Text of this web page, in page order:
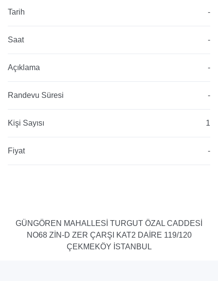
Tarih -
Saat -
Açıklama -
Randevu Süresi -
Kişi Sayısı 1
Fiyat -
GÜNGÖREN MAHALLESI TURGUT ÖZAL CADDESI
NO68 ZIN-D ZER ÇARŞI KAT2 DAIRE 119/120
ÇEKMEKÖY İSTANBUL